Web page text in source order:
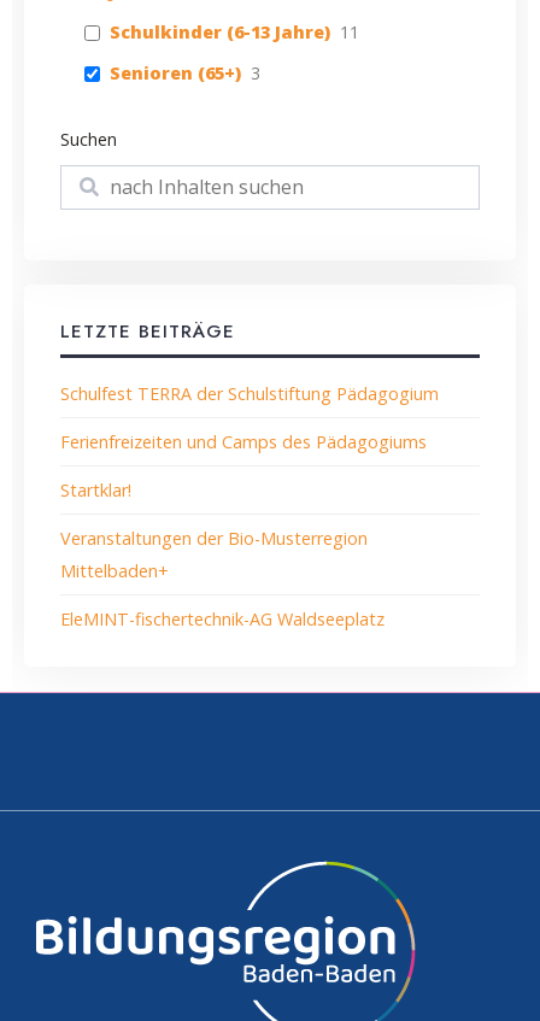
Schulkinder (6-13 Jahre) 11
Senioren (65+) 3
Suchen
Suchen
LETZTE BEITRÄGE
Schulfest TERRA der Schulstiftung Pädagogium
Ferienfreizeiten und Camps des Pädagogiums
Startklar!
Veranstaltungen der Bio-Musterregion
Mittelbaden+
EleMINT-fischertechnik-AG Waldseeplatz